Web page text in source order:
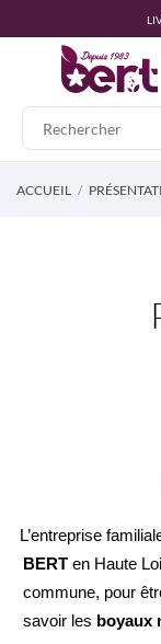
ACCUEIL
L’entreprise
BERT en Haute
commune, pour
savoir les boyaux